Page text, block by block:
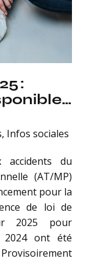
:
, Infos sociales
accidents du
(AT/MP)
pour la
de loi de
2025 pour
2024 ont été